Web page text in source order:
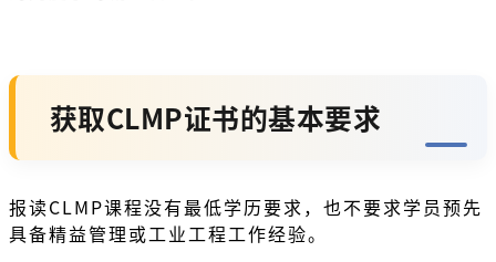
获取CLMP证书的基本要求
报读CLMP课程没有最低学历要求，也不要求学员预先
具备精益管理或工业工程工作经验。